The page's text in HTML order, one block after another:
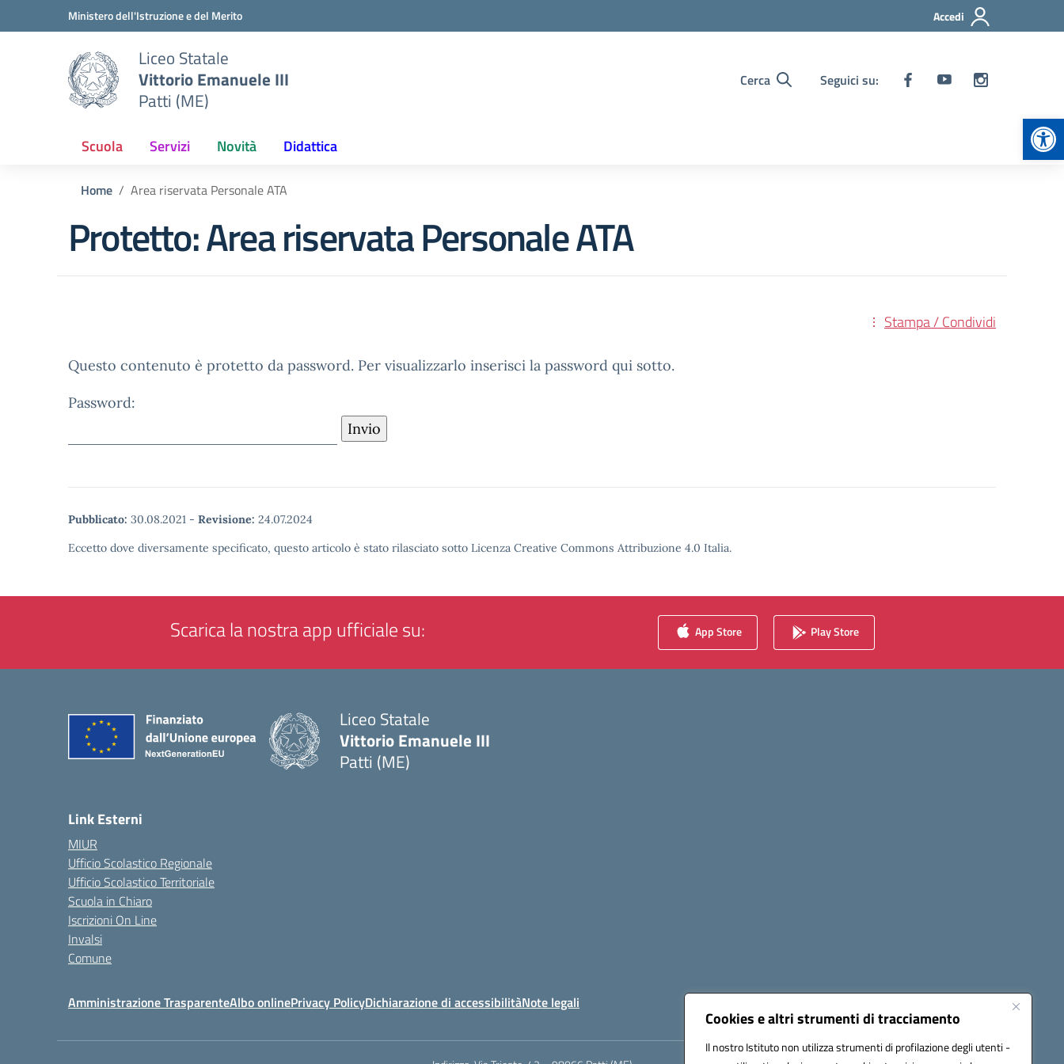
Cookies e altri strumenti di tracciamento
Il nostro Istituto non utilizza strumenti di profilazione degli utenti -
Vai ai contenuti
Vai al menu di navigazioneMinistero dell'Istruzione e del Merito Accedi
Liceo Statale
Vittorio Emanuele III
Patti (ME)
Cerca Seguici su:
Scuola Servizi Novità Didattica
Home Area riservata Personale ATA
Protetto: Area riservata Personale ATA
Stampa / Condividi
Questo contenuto è protetto da password. Per visualizzarlo inserisci la password qui sotto.
Password:
Pubblicato: 30.08.2021 - Revisione: 24.07.2024
Eccetto dove diversamente specificato, questo articolo è stato rilasciato sotto Licenza Creative Commons Attribuzione 4.0 Italia.
Scarica la nostra app ufficiale su: App Store Play Store
Liceo Statale
Vittorio Emanuele III
Patti (ME)
Link Esterni
MIUR
Ufficio Scolastico Regionale
Ufficio Scolastico Territoriale
Scuola in Chiaro
Iscrizioni On Line
Invalsi
Comune
Amministrazione TrasparenteAlbo onlinePrivacy PolicyDichiarazione di accessibilitàNote legali Seguici su: